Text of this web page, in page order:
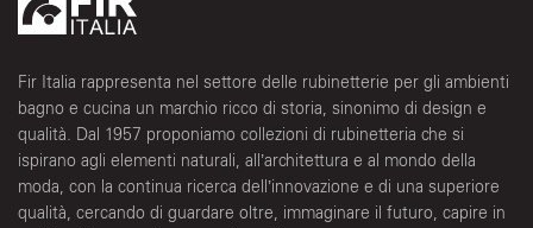
Fir Italia rappresenta nel settore delle rubinetterie per gli ambienti
bagno e cucina un marchio ricco di storia, sinonimo di design e
qualità. Dal 1957 proponiamo collezioni di rubinetteria che si
ispirano agli elementi naturali, all’architettura e al mondo della
moda, con la continua ricerca dell’innovazione e di una superiore
qualità, cercando di guardare oltre, immaginare il futuro, capire in